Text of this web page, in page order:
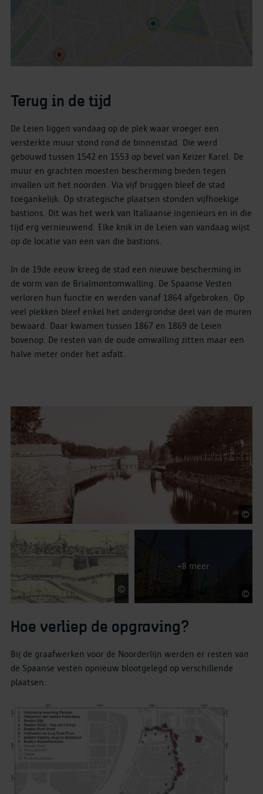
Terug in de tijd
De Leien liggen vandaag op de plek waar vroeger een
versterkte muur stond rond de binnenstad. Die werd
gebouwd tussen 1542 en 1553 op bevel van Keizer Karel. De
muur en grachten moesten bescherming bieden tegen
invallen uit het noorden. Via vijf bruggen bleef de stad
toegankelijk. Op strategische plaatsen stonden vijfhoekige
bastions. Dit was het werk van Italiaanse ingenieurs en in die
tijd erg vernieuwend. Elke knik in de Leien van vandaag wijst
op de locatie van een van die bastions.
In de 19de eeuw kreeg de stad een nieuwe bescherming in
de vorm van de Brialmontomwalling. De Spaanse Vesten
verloren hun functie en werden vanaf 1864 afgebroken. Op
veel plekken bleef enkel het ondergrondse deel van de muren
bewaard. Daar kwamen tussen 1867 en 1869 de Leien
bovenop. De resten van de oude omwalling zitten maar een
halve meter onder het asfalt.
Hoe verliep de opgraving?
Bij de graafwerken voor de Noorderlijn werden er resten van
de Spaanse vesten opnieuw blootgelegd op verschillende
plaatsen: